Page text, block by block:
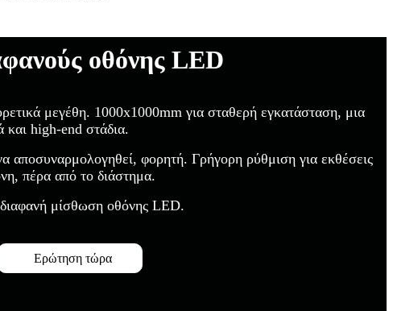
οθόνης LED
μεγέθη. 1000x1000mm για σταθερή εγκατάσταση, μια
και high-end στάδια.
φορητή. Γρήγορη ρύθμιση για εκθέσεις
πέρα ​​από το διάστημα.
μίσθωση οθόνης LED.
Ερώτηση τώρα